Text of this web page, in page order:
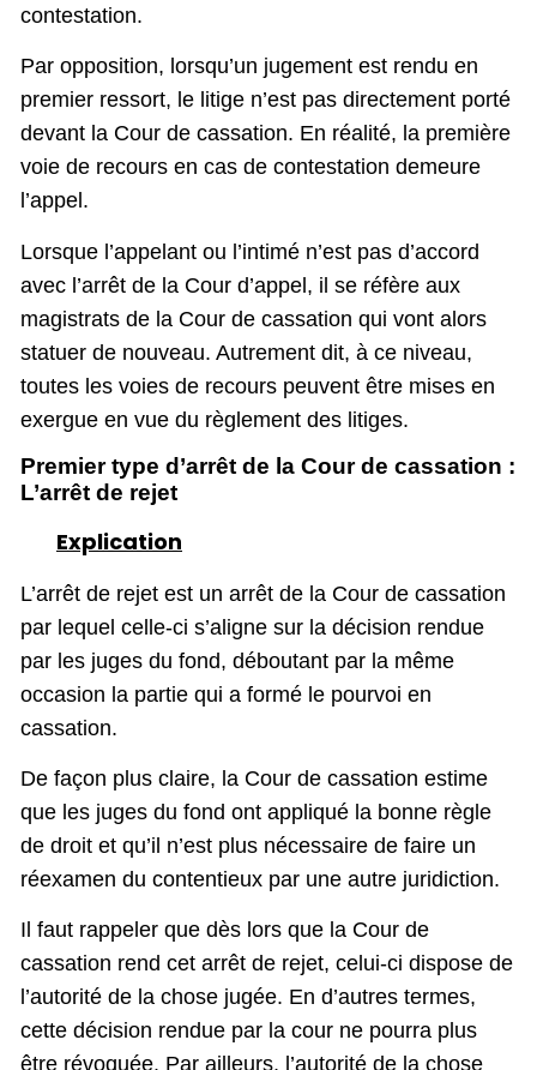
contestation.
Par opposition, lorsqu’un jugement est rendu en
premier ressort, le litige n’est pas directement porté
devant la Cour de cassation. En réalité, la première
voie de recours en cas de contestation demeure
l’appel.
Lorsque l’appelant ou l’intimé n’est pas d’accord
avec l’arrêt de la Cour d’appel, il se réfère aux
magistrats de la Cour de cassation qui vont alors
statuer de nouveau. Autrement dit, à ce niveau,
toutes les voies de recours peuvent être mises en
exergue en vue du règlement des litiges.
Premier type d’arrêt de la Cour de cassation :
L’arrêt de rejet
Explication
L’arrêt de rejet est un arrêt de la Cour de cassation
par lequel celle-ci s’aligne sur la décision rendue
par les juges du fond, déboutant par la même
occasion la partie qui a formé le pourvoi en
cassation.
De façon plus claire, la Cour de cassation estime
que les juges du fond ont appliqué la bonne règle
de droit et qu’il n’est plus nécessaire de faire un
réexamen du contentieux par une autre juridiction.
Il faut rappeler que dès lors que la Cour de
cassation rend cet arrêt de rejet, celui-ci dispose de
l’autorité de la chose jugée. En d’autres termes,
cette décision rendue par la cour ne pourra plus
être révoquée. Par ailleurs, l’autorité de la chose